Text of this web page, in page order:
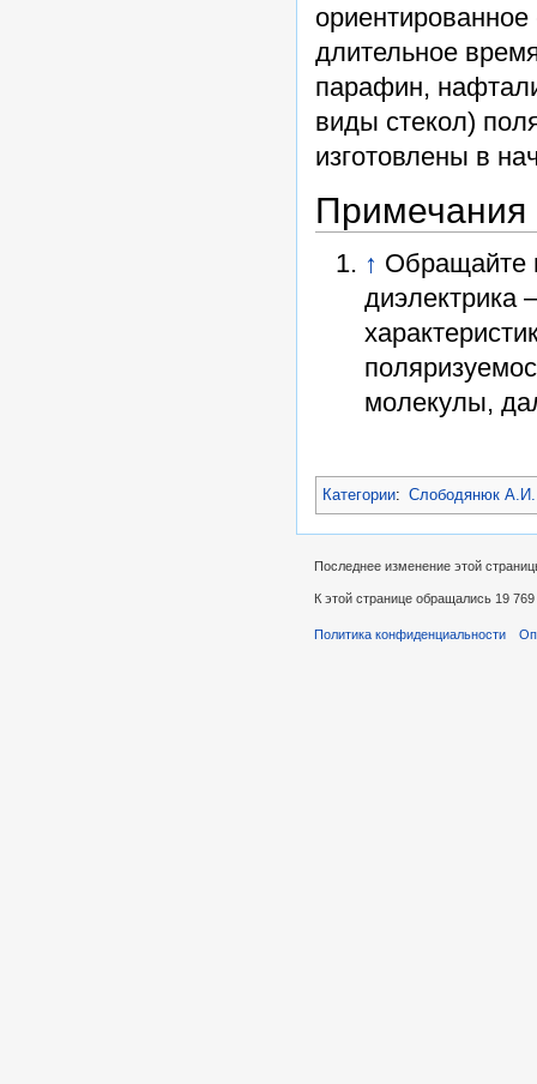
длительное
парафин,
виды стекол)
изготовлены в
Примечания
↑ Обращайте
диэлектрика
молекулы,
Категории: Слободянюк А.И.
Последнее изменение этой
К этой странице обращались 19 769
Политика конфиденциальности